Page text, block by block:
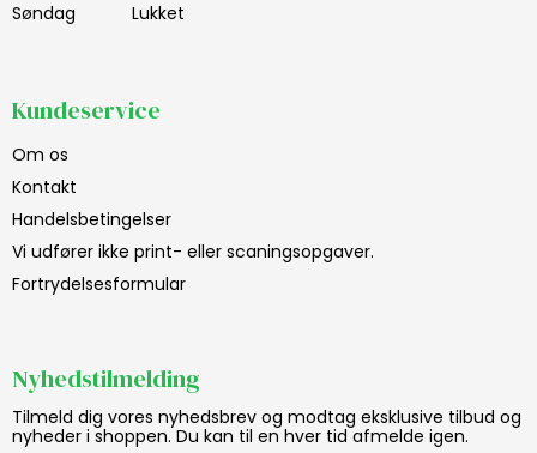
Søndag
Lukket
Kundeservice
Om os
Kontakt
Handelsbetingelser
Vi udfører ikke print- eller scaningsopgaver.
Fortrydelsesformular
Nyhedstilmelding
Tilmeld dig vores nyhedsbrev og modtag eksklusive tilbud og
nyheder i shoppen. Du kan til en hver tid afmelde igen.